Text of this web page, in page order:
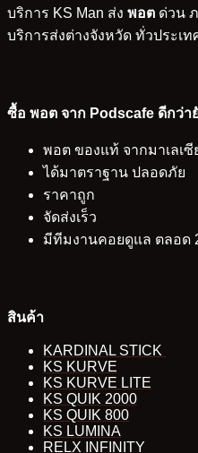
บริการ KS Man ส่ง พอต ด่วน
บริการส่งต่างจังหวัด ทั่วประเท
ซื้อ พอต จาก Podscafe ดีกว่า
พอต ของแท้ จากมาเลเซี
ได้มาตราฐาน ปลอดภัย
ราคาถูก
จัดส่งเร็ว
มีทีมงานคอยดูแล ตลอด
สินค้า
KARDINAL STICK
KS KURVE
KS KURVE LITE
KS QUIK 2000
KS QUIK 800
KS LUMINA
RELX INFINITY